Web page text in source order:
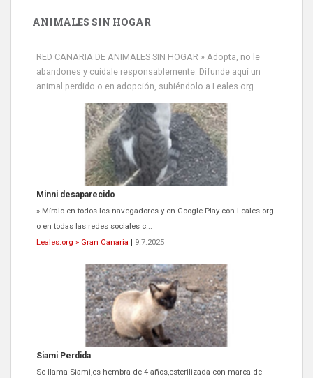
ANIMALES SIN HOGAR
RED CANARIA DE ANIMALES SIN HOGAR » Adopta, no le
abandones y cuídale responsablemente. Difunde aquí un
animal perdido o en adopción, subiéndolo a Leales.org
Siami Perdida
Se llama Siami,es hembra de 4 años,esterilizada con marca de
oreja,cariñosa,mimosa pero miedosa,e...
Leales.org » Gran Canaria
9.7.2025
ADOPCIÓN URGENTE GATA TEROR GRAN CANARIA
El ayuntamiento se va a llevar a Los Gatos callejeros de la zona los